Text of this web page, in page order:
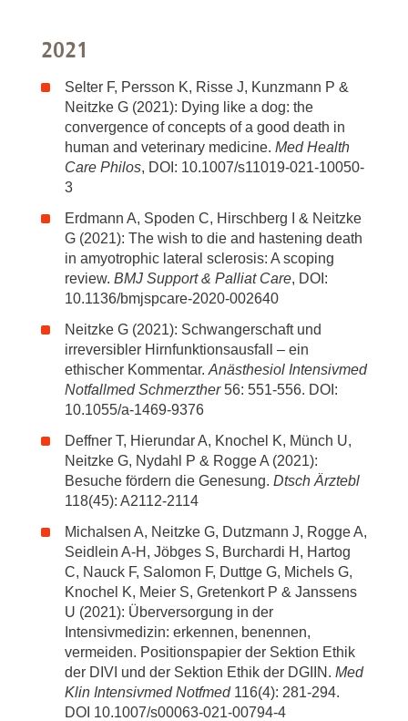
2021
Selter F, Persson K, Risse J, Kunzmann P &
Neitzke G (2021): Dying like a dog: the
convergence of concepts of a good death in
human and veterinary medicine. Med Health
Care Philos, DOI: 10.1007/s11019-021-10050-
3
Erdmann A, Spoden C, Hirschberg I & Neitzke
G (2021): The wish to die and hastening death
in amyotrophic lateral sclerosis: A scoping
review. BMJ Support & Palliat Care, DOI:
10.1136/bmjspcare-2020-002640
Neitzke G (2021): Schwangerschaft und
irreversibler Hirnfunktionsausfall – ein
ethischer Kommentar. Anästhesiol Intensivmed
Notfallmed Schmerzther56: 551-556. DOI:
10.1055/a-1469-9376
Deffner T, Hierundar A, Knochel K, Münch U,
Neitzke G, Nydahl P & Rogge A (2021):
Besuche fördern die Genesung. Dtsch Ärztebl
118(45): A2112-2114
Michalsen A, Neitzke G, Dutzmann J, Rogge A,
Seidlein A-H, Jöbges S, Burchardi H, Hartog
C, Nauck F, Salomon F, Duttge G, Michels G,
Knochel K, Meier S, Gretenkort P & Janssens
U (2021): Überversorgung in der
Intensivmedizin: erkennen, benennen,
vermeiden. Positionspapier der Sektion Ethik
der DIVI und der Sektion Ethik der DGIIN. Med
Klin Intensivmed Notfmed116(4): 281-294.
DOI 10.1007/s00063-021-00794-4